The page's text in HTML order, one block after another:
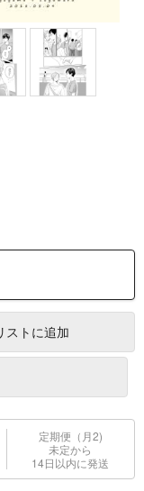
ストに追加
定期便（月2)
未定から
14日以内に発送